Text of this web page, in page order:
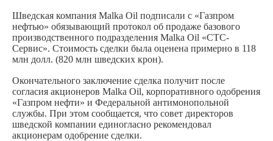
Шведская компания Malka Oil подписали с «Газпром
нефтью» обязывающий протокол об продаже базового
производственного подразделения Malka Oil «СТС-
Сервис». Стоимость сделки была оценена примерно в 118
млн долл. (820 млн шведских крон).
Окончательного заключение сделка получит после
согласия акционеров Malka Oil, корпоративного одобрения
«Газпром нефти» и Федеральной антимонопольной
службы. При этом сообщается, что совет директоров
шведской компании единогласно рекомендовал
акционерам одобрение сделки.